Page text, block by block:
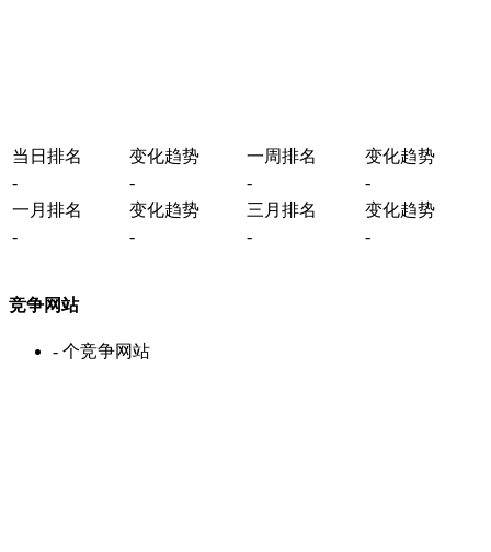
当日排名 变化趋势 一周排名
变化趋势
-
- -
-
一月排名
变化趋势 三月排名
变化趋势
-
- - -
竞争网站
- 个竞争网站